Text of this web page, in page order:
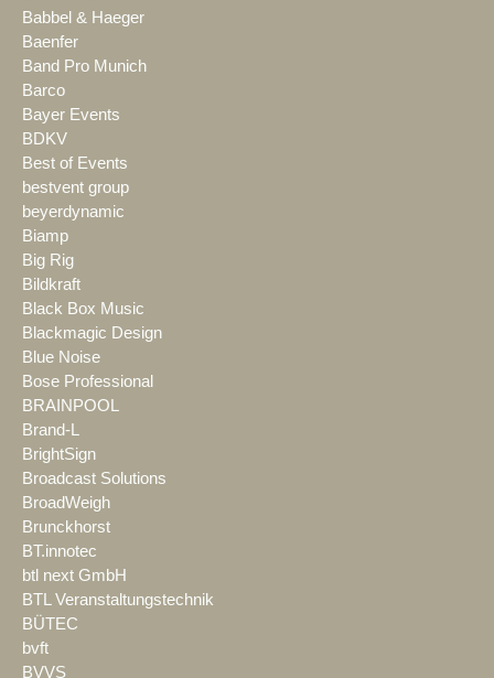
Babbel & Haeger
Baenfer
Band Pro Munich
Barco
Bayer Events
BDKV
Best of Events
bestvent group
beyerdynamic
Biamp
Big Rig
Bildkraft
Black Box Music
Blackmagic Design
Blue Noise
Bose Professional
BRAINPOOL
Brand-L
BrightSign
Broadcast Solutions
BroadWeigh
Brunckhorst
BT.innotec
btl next GmbH
BTL Veranstaltungstechnik
BÜTEC
bvft
BVVS